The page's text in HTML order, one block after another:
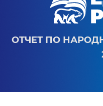
ОТЧЕТ ПО